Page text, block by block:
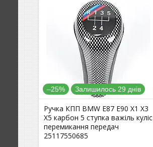
–25% Залишилось 29 днів
Ручка КПП BMW E87 E90 X1 X3
X5 карбон 5 ступка важіль куліс
перемикання передач
25117550685